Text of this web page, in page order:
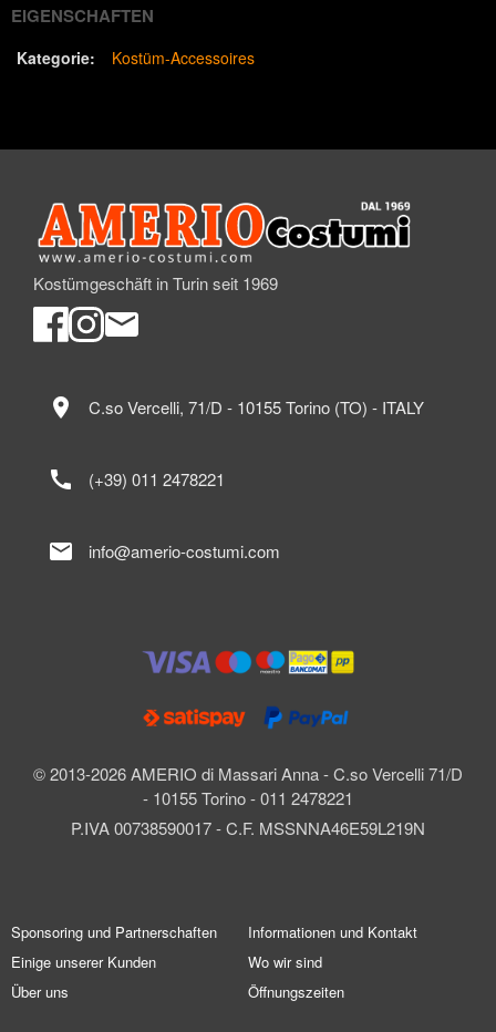
EIGENSCHAFTEN
Kategorie: Kostüm-Accessoires
Kostümgeschäft in Turin seit 1969
© 2013-2026 AMERIO di Massari Anna - C.so Vercelli 71/D
- 10155 Torino - 011 2478221
P.IVA 00738590017 - C.F. MSSNNA46E59L219N
location_on C.so Vercelli, 71/D - 10155 Torino (TO) - ITALY
call (+39) 011 2478221
mail info@amerio-costumi.com
Sponsoring und Partnerschaften
Einige unserer Kunden
Über uns
Informationen und Kontakt
Wo wir sind
Öffnungszeiten